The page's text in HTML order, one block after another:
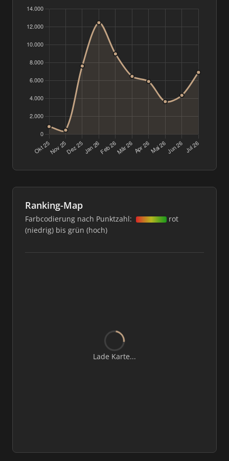
Ranking-Map
Farbcodierung nach Punktzahl:
rot
(niedrig) bis grün (hoch)
Lade Karte...